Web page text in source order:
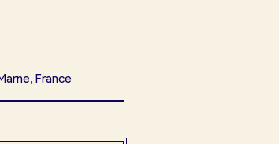
France